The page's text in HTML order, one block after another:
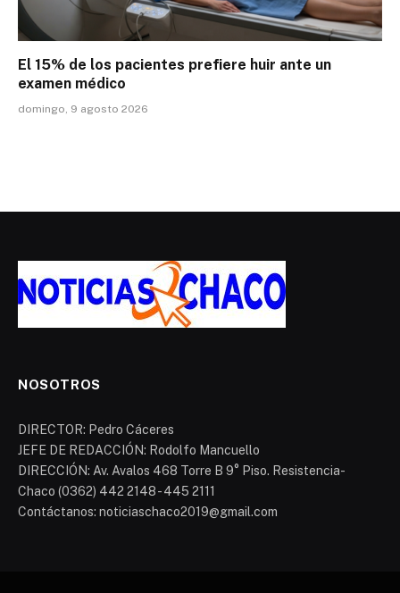
El 15% de los pacientes prefiere huir ante un
examen médico
domingo, 9 agosto 2026
NOSOTROS
DIRECTOR: Pedro Cáceres
JEFE DE REDACCIÓN: Rodolfo Mancuello
DIRECCIÓN: Av. Avalos 468 Torre B 9° Piso. Resistencia-
Chaco (0362) 442 2148 - 445 2111
Contáctanos: noticiaschaco2019@gmail.com